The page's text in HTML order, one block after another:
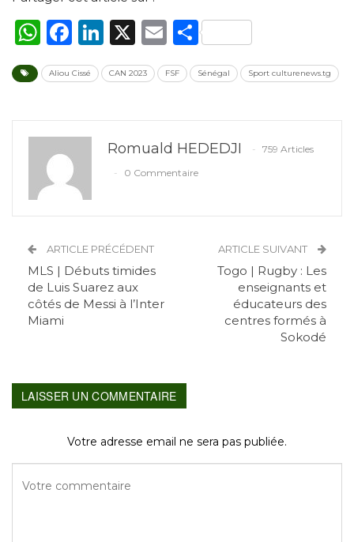
WhatsApp
Facebook
LinkedIn
X EmailPartager
Aliou Cissé CAN 2023 FSF Sénégal Sport culturenews.tg
Romuald HEDEDJI
759 Articles
0 Commentaire
ARTICLE PRÉCÉDENT
MLS | Débuts timides
de Luis Suarez aux
côtés de Messi à l’Inter
Miami
ARTICLE SUIVANT
Togo | Rugby : Les
enseignants et
éducateurs des
centres formés à
Sokodé
LAISSER UN COMMENTAIRE
Votre adresse email ne sera pas publiée.